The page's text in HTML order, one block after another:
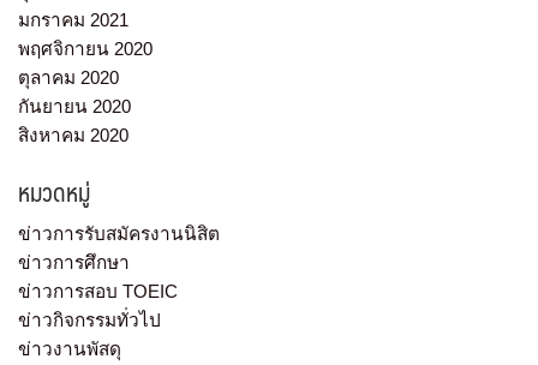
มกราคม 2021
พฤศจิกายน 2020
ตุลาคม 2020
กันยายน 2020
สิงหาคม 2020
หมวดหมู่
ข่าวการรับสมัครงานนิสิต
ข่าวการศึกษา
ข่าวการสอบ TOEIC
ข่าวกิจกรรมทั่วไป
ข่าวงานพัสดุ